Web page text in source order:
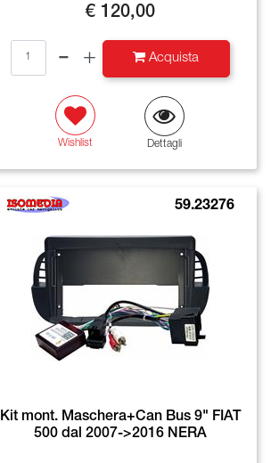
€ 120,00
Quantità
Acquista
Wishlist Dettagli
59.23276
Kit mont. Maschera+Can Bus 9" FIAT
500 dal 2007->2016 NERA